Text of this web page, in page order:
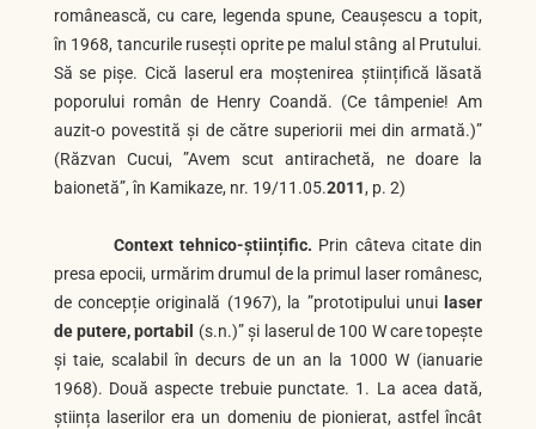
românească, cu care, legenda spune, Ceaușescu a topit,
în 1968, tancurile rusești oprite pe malul stâng al Prutului.
Să se pișe. Cică laserul era moștenirea științifică lăsată
poporului român de Henry Coandă. (Ce tâmpenie! Am
auzit-o povestită și de către superiorii mei din armată.)”
(Răzvan Cucui, ”Avem scut antirachetă, ne doare la
baionetă”, în Kamikaze, nr. 19/11.05.2011, p. 2)
Context tehnico-științific. Prin câteva citate din
presa epocii, urmărim drumul de la primul laser românesc,
de concepție originală (1967), la ”prototipului unui laser
de putere, portabil
(s.n.)” și laserul de 100 W care topește
și taie, scalabil în decurs de un an la 1000 W (ianuarie
1968). Două aspecte trebuie punctate. 1. La acea dată,
știința laserilor era un domeniu de pionierat, astfel încât